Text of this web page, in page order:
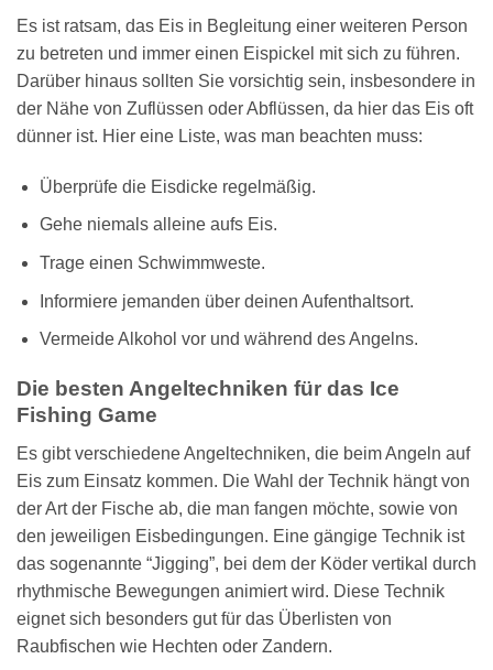
Es ist ratsam, das Eis in Begleitung einer weiteren Person
zu betreten und immer einen Eispickel mit sich zu führen.
Darüber hinaus sollten Sie vorsichtig sein, insbesondere in
der Nähe von Zuflüssen oder Abflüssen, da hier das Eis oft
dünner ist. Hier eine Liste, was man beachten muss:
Überprüfe die Eisdicke regelmäßig.
Gehe niemals alleine aufs Eis.
Trage einen Schwimmweste.
Informiere jemanden über deinen Aufenthaltsort.
Vermeide Alkohol vor und während des Angelns.
Die besten Angeltechniken für das Ice
Fishing Game
Es gibt verschiedene Angeltechniken, die beim Angeln auf
Eis zum Einsatz kommen. Die Wahl der Technik hängt von
der Art der Fische ab, die man fangen möchte, sowie von
den jeweiligen Eisbedingungen. Eine gängige Technik ist
das sogenannte “Jigging”, bei dem der Köder vertikal durch
rhythmische Bewegungen animiert wird. Diese Technik
eignet sich besonders gut für das Überlisten von
Raubfischen wie Hechten oder Zandern.